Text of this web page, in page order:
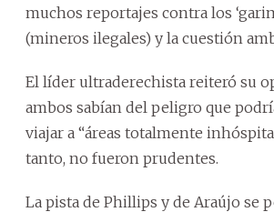
muchos reportajes contra los
(mineros ilegales) y la cuestión
El líder ultraderechista reiteró su
ambos sabían del peligro que
viajar a “áreas totalmente
tanto, no fueron prudentes.
La pista de Phillips y de Araújo se